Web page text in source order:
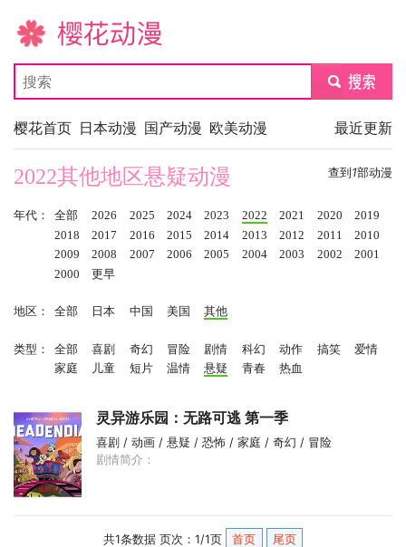
樱花动漫
submit
樱花首页 日本动漫 国产动漫 欧美动漫 最近更新
查到 1部动漫
2022其他地区悬疑动漫
年代： 全部 2026 2025 2024 2023 2022 2021 2020
2019
2018
2017 2016 2015 2014 2013 2012 2011
2010
2009
2008 2007 2006 2005 2004 2003 2002
2001
2000
更早
地区： 全部 日本 中国 美国 其他
类型： 全部 喜剧 奇幻 冒险 剧情 科幻 动作 搞笑
爱情
家庭
儿童 短片 温情 悬疑 青春 热血
灵异游乐园：无路可逃 第一季
喜剧 / 动画 / 悬疑 / 恐怖 / 家庭 / 奇幻 / 冒险
剧情简介：
共1条数据 页次：1/1页 首页 尾页